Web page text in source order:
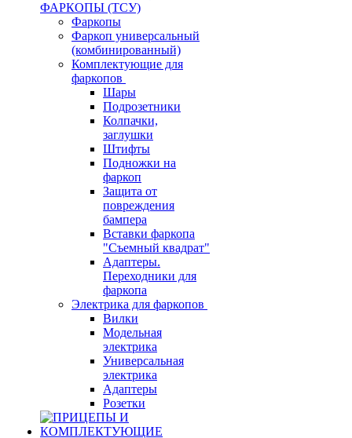
ФАРКОПЫ (ТСУ)
Фаркопы
Фаркоп универсальный
(комбинированный)
Комплектующие для
фаркопов
Шары
Подрозетники
Колпачки,
заглушки
Штифты
Подножки на
фаркоп
Защита от
повреждения
бампера
Вставки фаркопа
"Съемный квадрат"
Адаптеры.
Переходники для
фаркопа
Электрика для фаркопов
Вилки
Модельная
электрика
Универсальная
электрика
Адаптеры
Розетки